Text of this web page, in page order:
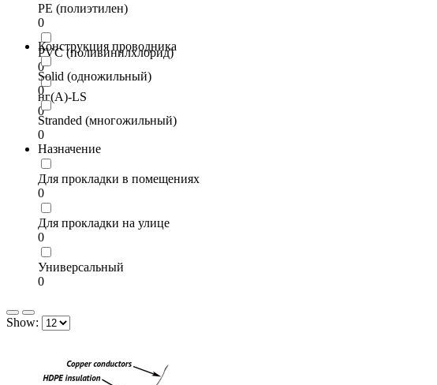
PE (полиэтилен)
0
PVC (поливинилхлорид)
0
нг(А)-LS
0
Конструкция проводника
Solid (одножильный)
0
Stranded (многожильный)
0
Назначение
Для прокладки в помещениях
0
Для прокладки на улице
0
Универсальный
0
Show: